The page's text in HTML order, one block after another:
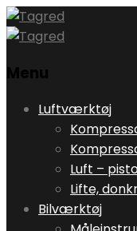
Menu
Skip
content
Luftværktøj
Luft –
Lifte,
Bilværktøj